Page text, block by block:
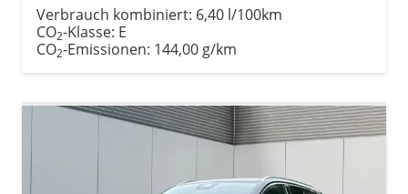
Verbrauch kombiniert: 6,40 l/100km
CO2-Klasse: E
CO2-Emissionen: 144,00 g/km